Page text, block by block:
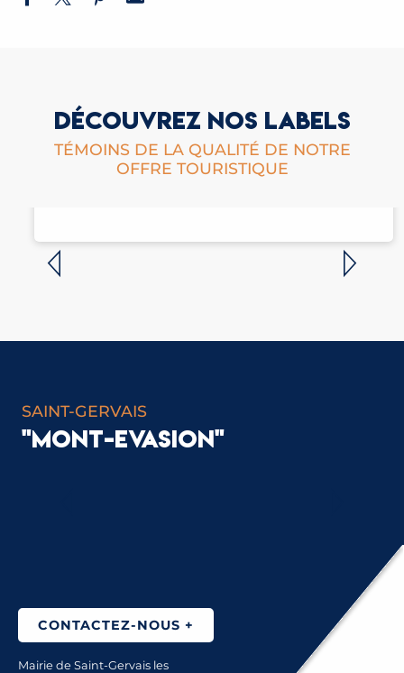
DÉCOUVREZ NOS LABELS
TÉMOINS DE LA QUALITÉ DE NOTRE
OFFRE TOURISTIQUE
SAINT-GERVAIS
"MONT-EVASION"
CONTACTEZ-NOUS +
Mairie de Saint-Gervais les